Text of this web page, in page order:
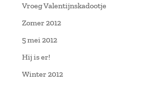
Vroeg Valentijnskadootje
Zomer 2012
5 mei 2012
Hij is er!
Winter 2012